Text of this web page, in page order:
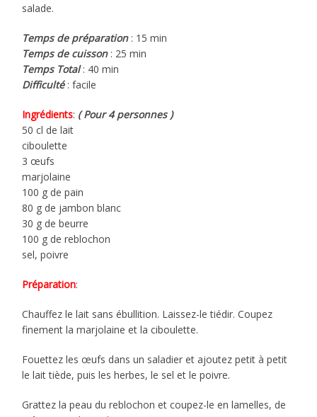
salade.
Temps de préparation : 15 min
Temps de cuisson: 25 min
Temps Total : 40 min
Difficulté : facile
Ingrédients: ( Pour 4 personnes )
50 cl de lait
ciboulette
3 œufs
marjolaine
100 g de pain
80 g de jambon blanc
30 g de beurre
100 g de reblochon
sel, poivre
Préparation:
Chauffez le lait sans ébullition. Laissez-le tiédir. Coupez
finement la marjolaine et la ciboulette.
Fouettez les œufs dans un saladier et ajoutez petit à petit
le lait tiède, puis les herbes, le sel et le poivre.
Grattez la peau du reblochon et coupez-le en lamelles, de